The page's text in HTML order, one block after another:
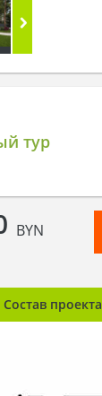
тур
BYN
Состав проекта